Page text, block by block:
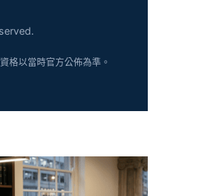
格以當時官方公佈為準。